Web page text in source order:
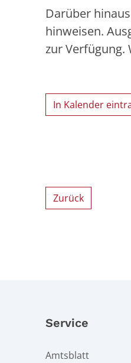
Darüber
hinweisen.
zur Verfügung.
In Kalender
Zurück
Service
Amtsblatt